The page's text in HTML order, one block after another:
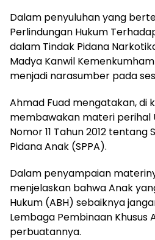
Dalam penyuluhan yang
Perlindungan Hukum
dalam Tindak Pidana
Madya Kanwil
menjadi narasumber pada
Ahmad Fuad mengatakan, di
membawakan materi perihal
Nomor 11 Tahun 2012 tentang
Pidana Anak (SPPA).
Dalam penyampaian
menjelaskan bahwa Anak
Hukum (ABH) sebaiknya
Lembaga Pembinaan Khusus
perbuatannya.